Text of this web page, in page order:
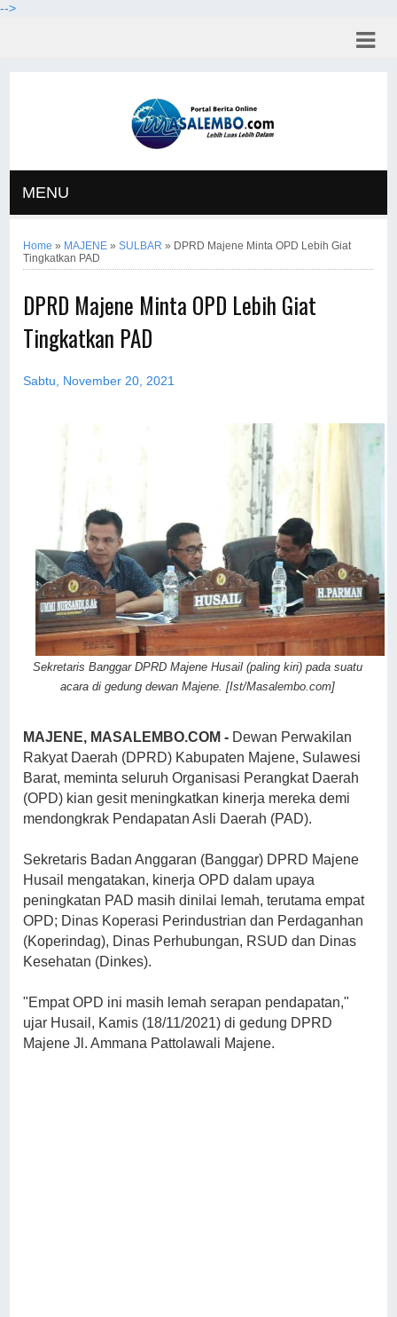
-->
MENU
Home » MAJENE »SULBAR » DPRD Majene Minta OPD Lebih Giat
Tingkatkan PAD
DPRD Majene Minta OPD Lebih Giat
Tingkatkan PAD
Sabtu, November 20, 2021
Sekretaris Banggar DPRD Majene Husail (paling kiri) pada suatu
acara di gedung dewan Majene. [Ist/Masalembo.com]
MAJENE, MASALEMBO.COM - Dewan Perwakilan
Rakyat Daerah (DPRD) Kabupaten Majene, Sulawesi
Barat, meminta seluruh Organisasi Perangkat Daerah
(OPD) kian gesit meningkatkan kinerja mereka demi
mendongkrak Pendapatan Asli Daerah (PAD).
Sekretaris Badan Anggaran (Banggar) DPRD Majene
Husail mengatakan, kinerja OPD dalam upaya
peningkatan PAD masih dinilai lemah, terutama empat
OPD; Dinas Koperasi Perindustrian dan Perdaganhan
(Koperindag), Dinas Perhubungan, RSUD dan Dinas
Kesehatan (Dinkes).
"Empat OPD ini masih lemah serapan pendapatan,"
ujar Husail, Kamis (18/11/2021) di gedung DPRD
Majene Jl. Ammana Pattolawali Majene.